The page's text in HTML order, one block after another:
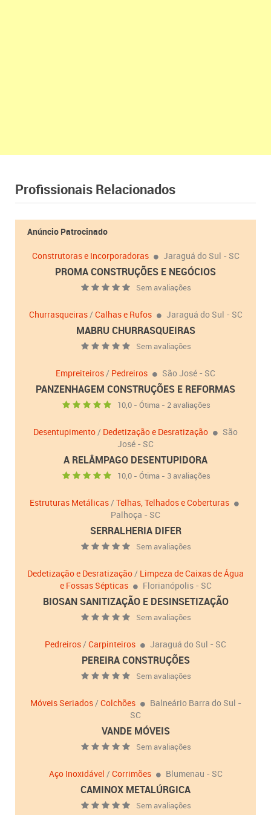
Profissionais Relacionados
Anúncio Patrocinado
Construtoras e Incorporadoras Jaraguá do Sul - SC
PROMA CONSTRUÇÕES E NEGÓCIOS
Sem avaliações
Churrasqueiras/Calhas e Rufos Jaraguá do Sul - SC
MABRU CHURRASQUEIRAS
Sem avaliações
Empreiteiros/ Pedreiros São José - SC
PANZENHAGEM CONSTRUÇÕES E REFORMAS
10,0 - Ótima - 2 avaliações
Desentupimento/ Dedetização e Desratização
São
José - SC
A RELÂMPAGO DESENTUPIDORA
10,0 - Ótima - 3 avaliações
Estruturas Metálicas/Telhas, Telhados e Coberturas
Palhoça - SC
SERRALHERIA DIFER
Sem avaliações
Dedetização e Desratização/ Limpeza de Caixas de Água
e Fossas Sépticas
Florianópolis - SC
BIOSAN SANITIZAÇÃO E DESINSETIZAÇÃO
Sem avaliações
Pedreiros/Carpinteiros Jaraguá do Sul - SC
PEREIRA CONSTRUÇÕES
Sem avaliações
Móveis Seriados/Colchões
Balneário Barra do Sul -
SC
VANDE MÓVEIS
Sem avaliações
Aço Inoxidável /Corrimões Blumenau - SC
CAMINOX METALÚRGICA
Sem avaliações